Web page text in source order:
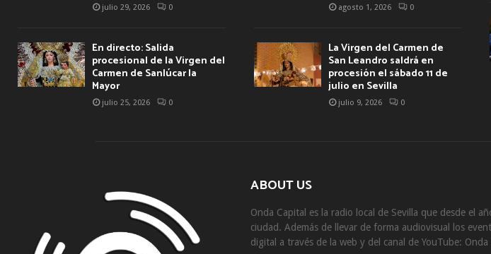
julio 29, 2026 0
En directo: Salida
procesional de la Virgen del
Carmen de Sanlúcar la
Mayor
julio 25, 2026 0
agosto 1, 2026 0
La Virgen del Carmen de
San Leandro saldrá en
procesión el sábado 11 de
julio en Sevilla
julio 9, 2026 0
ABOUT US
Onda Capital es la radio local de Sevilla que desde el
ciudad. Además de llevar de forma audiovisual los
digital a través de la web y del canal de YouTube: Onda